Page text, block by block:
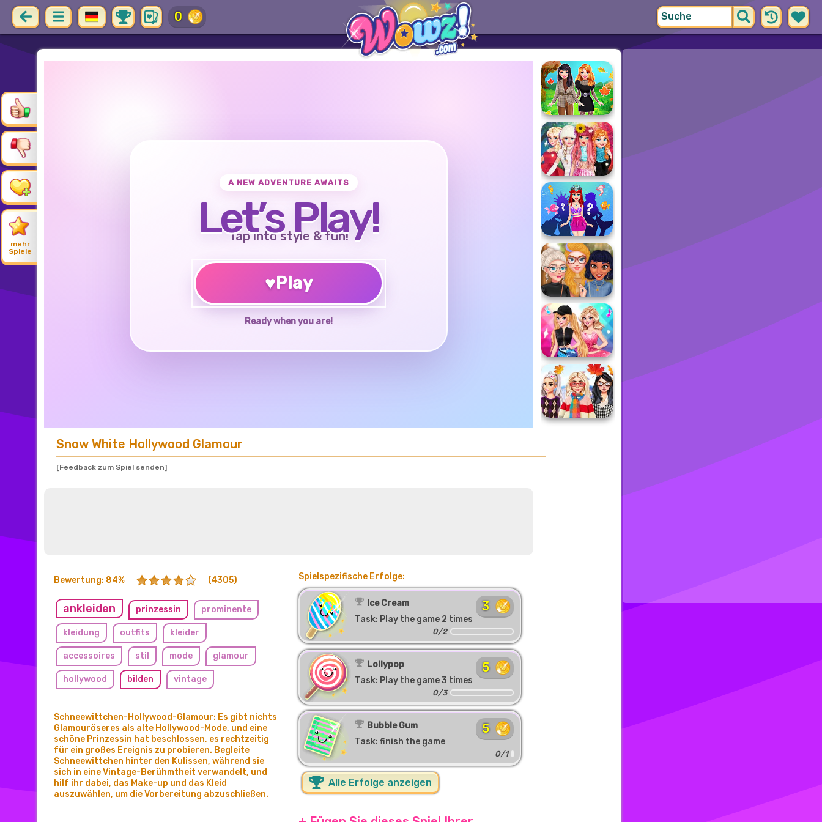
0
mehr
Spiele
A NEW ADVENTURE AWAITS
Let’s Play!
Tap into style & fun!
♥Play
Ready when you are!
Snow White Hollywood Glamour
[Feedback zum Spiel senden]
Bewertung: 84% (4305)
ankleiden prinzessin prominente
kleidung outfits kleider
accessoires stil mode glamour
hollywood bilden vintage
Schneewittchen-Hollywood-Glamour: Es gibt nichts
Glamouröseres als alte Hollywood-Mode, und eine
schöne Prinzessin hat beschlossen, es rechtzeitig
für ein großes Ereignis zu probieren. Begleite
Schneewittchen hinter den Kulissen, während sie
sich in eine Vintage-Berühmtheit verwandelt, und
hilf ihr dabei, das Make-up und das Kleid
auszuwählen, um die Vorbereitung abzuschließen.
Spielspezifische Erfolge:
Ice Cream
Task: Play the game 2 times
3
0/2
Lollypop
Task: Play the game 3 times
5
0/3
Bubble Gum
Task: finish the game
5
0/1
Alle Erfolge anzeigen